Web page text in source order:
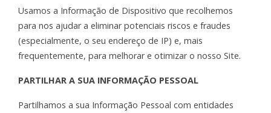
Usamos a Informação de Dispositivo que recolhemos
para nos ajudar a eliminar potenciais riscos e fraudes
(especialmente, o seu endereço de IP) e, mais
frequentemente, para melhorar e otimizar o nosso Site.
PARTILHAR A SUA INFORMAÇÃO PESSOAL
Partilhamos a sua Informação Pessoal com entidades